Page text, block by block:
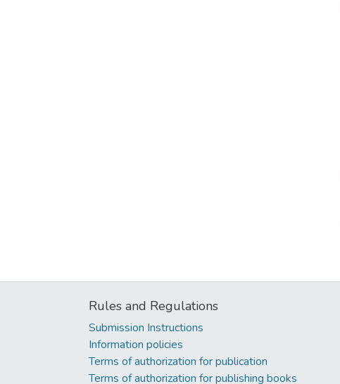
Rules and Regulations
Submission Instructions
Information policies
Terms of authorization for publication
Terms of authorization for publishing books